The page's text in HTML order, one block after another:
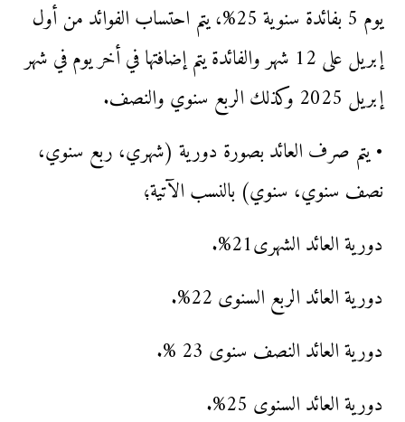
يوم 5 بفائدة سنوية 25%، يتم احتساب الفوائد من أول
إبريل على 12 شهر والفائدة يتم إضافتها في أخر يوم في شهر
إبريل 2025 وكذلك الربع سنوي والنصف.
• يتم صرف العائد بصورة دورية (شهري، ربع سنوي،
نصف سنوي، سنوي) بالنسب الآتية؛
دورية العائد الشهرى21%.
دورية العائد الربع السنوى 22%.
دورية العائد النصف سنوى 23 %.
دورية العائد السنوى 25%.